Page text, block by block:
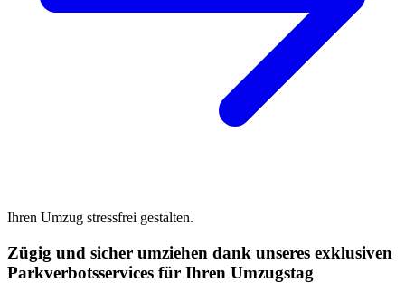
Ihren Umzug stressfrei gestalten.
Zügig und sicher umziehen dank unseres exklusiven
Parkverbotsservices für Ihren Umzugstag